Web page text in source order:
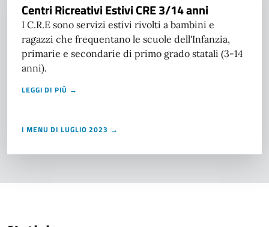
Centri Ricreativi Estivi CRE 3/14 anni
I C.R.E sono servizi estivi rivolti a bambini e
ragazzi che frequentano le scuole dell'Infanzia,
primarie e secondarie di primo grado statali (3-14
anni).
LEGGI DI PIÙ →
I MENU DI LUGLIO 2023 →